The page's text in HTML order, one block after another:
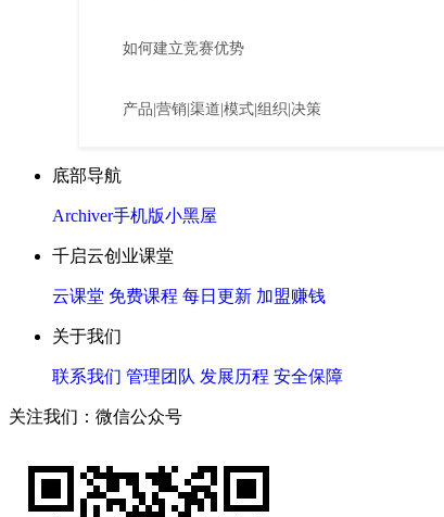
如何建立竞赛优势
产品|营销|渠道|模式|组织|决策
底部导航
Archiver手机版小黑屋
千启云创业课堂
云课堂 免费课程 每日更新 加盟赚钱
关于我们
联系我们 管理团队 发展历程 安全保障
关注我们：微信公众号